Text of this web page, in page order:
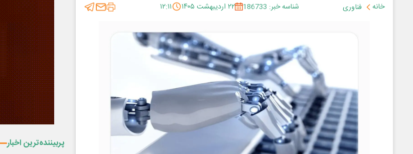
خانه فناوری شناسه خبر: 186733 ۲۲ اردیبهشت ۱۴۰۵ ۱۲:۱۱
پربیننده‌ترین اخبار